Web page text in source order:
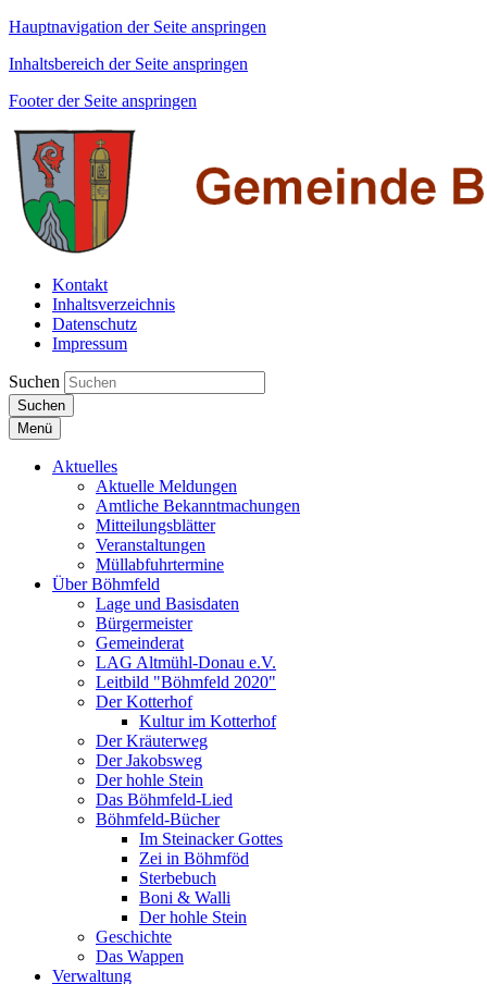
Hauptnavigation der Seite anspringen
Inhaltsbereich der Seite anspringen
Footer der Seite anspringen
Kontakt
Inhaltsverzeichnis
Datenschutz
Impressum
Suchen
Suchen
Menü
Aktuelles
Aktuelle Meldungen
Amtliche Bekanntmachungen
Mitteilungsblätter
Veranstaltungen
Müllabfuhrtermine
Über Böhmfeld
Lage und Basisdaten
Bürgermeister
Gemeinderat
LAG Altmühl-Donau e.V.
Leitbild "Böhmfeld 2020"
Der Kotterhof
Kultur im Kotterhof
Der Kräuterweg
Der Jakobsweg
Der hohle Stein
Das Böhmfeld-Lied
Böhmfeld-Bücher
Im Steinacker Gottes
Zei in Böhmföd
Sterbebuch
Boni & Walli
Der hohle Stein
Geschichte
Das Wappen
Verwaltung